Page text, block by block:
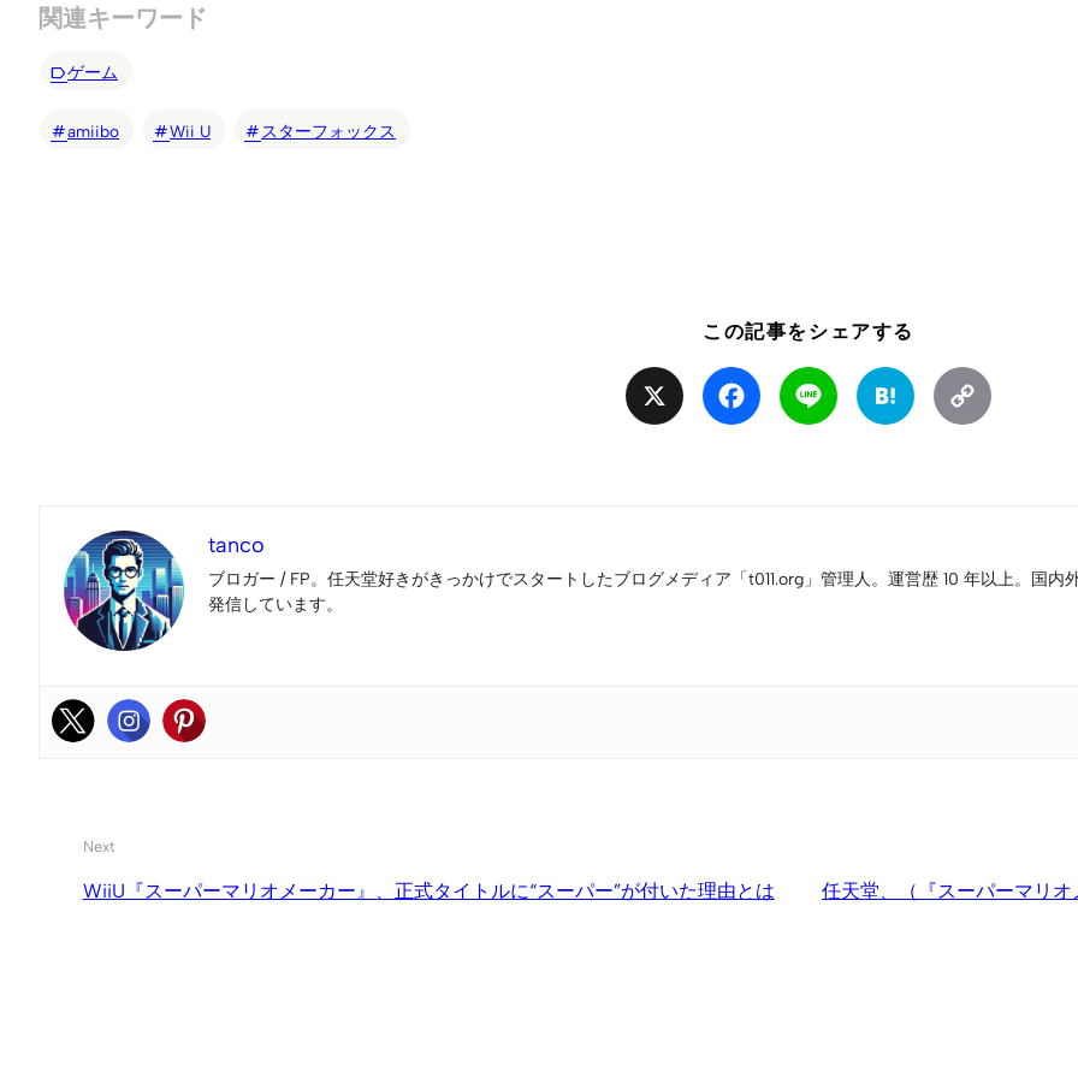
関連キーワード
ゲーム
amiibo Wii U スターフォックス
この記事をシェアする
Facebook Line Hatena
tanco
ブロガー / FP。任天堂好きがきっかけでスタートしたブログメディア「t011.org」管理人。運営歴 10 年以上。国
発信しています。
Next
WiiU『スーパーマリオメーカー』、正式タイトルに“スーパー”が付いた理由とは 任天堂、（『スーパーマリ